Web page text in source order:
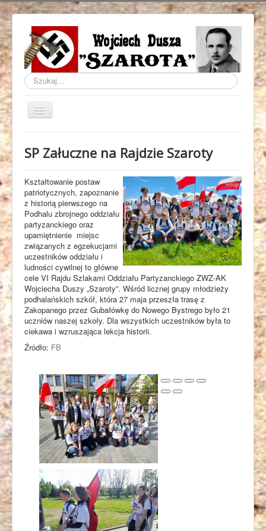
Szukaj...
Przełącz
Życiorys
Historia
Rajd Szaroty
Video Rajd Szaroty
Publikacje
O Stronie
Kontakt
SP Załuczne na Rajdzie Szaroty
Kształtowanie postaw
patriotycznych, zapoznanie
z historią pierwszego na
Podhalu zbrojnego oddziału
partyzanckiego oraz
upamiętnienie miejsc
związanych z egzekucjami
uczestników oddziału i
ludności cywilnej to główne
cele VI Rajdu Szlakami Oddziału Partyzanckiego ZWZ-AK
Wojciecha Duszy „Szaroty”. Wśród licznej grupy młodzieży
podhalańskich szkół, która 27 maja przeszła trasę z
Zakopanego przez Gubałówkę do Nowego Bystrego było 21
uczniów naszej szkoły. Dla wszystkich uczestników była to
ciekawa i wzruszająca lekcja historii.
Źródło: FB